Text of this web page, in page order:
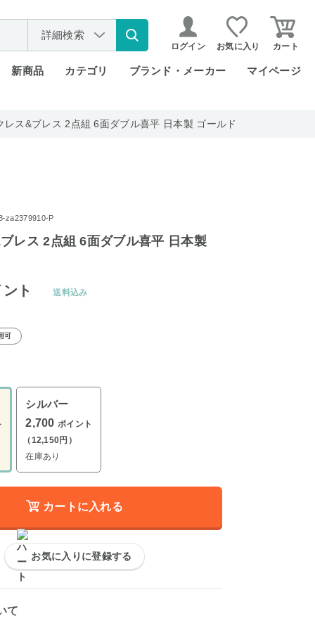
詳細検索
ログイン お気に入り カート
新商品 カテゴリ ブランド・メーカー マイページ
レス&ブレス 2点組 6面ダブル喜平 日本製 ゴールド
za2379910-P
レス 2点組 6面ダブル喜平 日本製
ト 送料込み
可
シルバー
2,700 ポイント
（12,150円）
在庫あり
カートに入れる
お気に入りに登録する
て